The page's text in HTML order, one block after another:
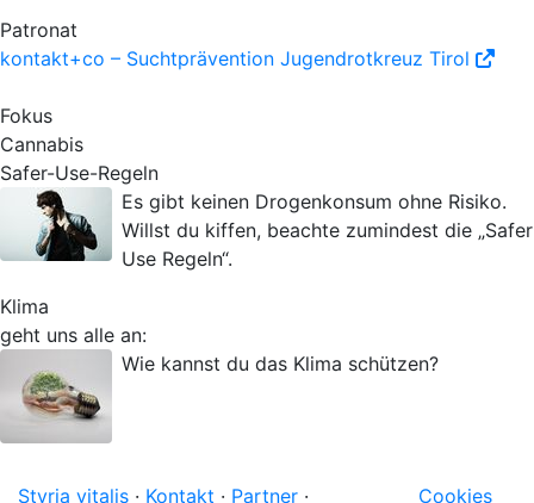
Patronat
kontakt+co – Suchtprävention Jugendrotkreuz Tirol
Fokus
Cannabis
Safer-Use-Regeln
Es gibt keinen Drogenkonsum ohne Risiko.
Willst du kiffen, beachte zumindest die „Safer
Use Regeln“.
Klima
geht uns alle an:
Wie kannst du das Klima schützen?
Styria vitalis · Kontakt · Partner ·
Cookies